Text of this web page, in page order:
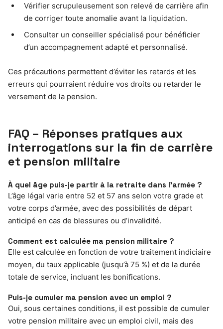
Vérifier scrupuleusement son relevé de carrière afin
de corriger toute anomalie avant la liquidation.
Consulter un conseiller spécialisé pour bénéficier
d’un accompagnement adapté et personnalisé.
Ces précautions permettent d’éviter les retards et les
erreurs qui pourraient réduire vos droits ou retarder le
versement de la pension.
FAQ – Réponses pratiques aux
interrogations sur la fin de carrière
et pension militaire
À quel âge puis-je partir à la retraite dans l’armée ?
L’âge légal varie entre 52 et 57 ans selon votre grade et
votre corps d’armée, avec des possibilités de départ
anticipé en cas de blessures ou d’invalidité.
Comment est calculée ma pension militaire ?
Elle est calculée en fonction de votre traitement indiciaire
moyen, du taux applicable (jusqu’à 75 %) et de la durée
totale de service, incluant les bonifications.
Puis-je cumuler ma pension avec un emploi ?
Oui, sous certaines conditions, il est possible de cumuler
votre pension militaire avec un emploi civil, mais des